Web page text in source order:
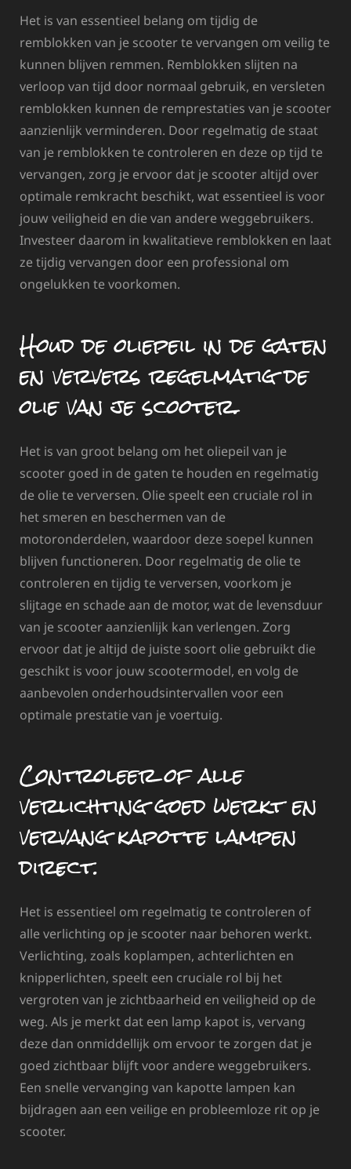
Het is van essentieel belang om tijdig de
remblokken van je scooter te vervangen om veilig te
kunnen blijven remmen. Remblokken slijten na
verloop van tijd door normaal gebruik, en versleten
remblokken kunnen de remprestaties van je scooter
aanzienlijk verminderen. Door regelmatig de staat
van je remblokken te controleren en deze op tijd te
vervangen, zorg je ervoor dat je scooter altijd over
optimale remkracht beschikt, wat essentieel is voor
jouw veiligheid en die van andere weggebruikers.
Investeer daarom in kwalitatieve remblokken en laat
ze tijdig vervangen door een professional om
ongelukken te voorkomen.
Houd de oliepeil in de gaten
en ververs regelmatig de
olie van je scooter.
Het is van groot belang om het oliepeil van je
scooter goed in de gaten te houden en regelmatig
de olie te verversen. Olie speelt een cruciale rol in
het smeren en beschermen van de
motoronderdelen, waardoor deze soepel kunnen
blijven functioneren. Door regelmatig de olie te
controleren en tijdig te verversen, voorkom je
slijtage en schade aan de motor, wat de levensduur
van je scooter aanzienlijk kan verlengen. Zorg
ervoor dat je altijd de juiste soort olie gebruikt die
geschikt is voor jouw scootermodel, en volg de
aanbevolen onderhoudsintervallen voor een
optimale prestatie van je voertuig.
Controleer of alle
verlichting goed werkt en
vervang kapotte lampen
direct.
Het is essentieel om regelmatig te controleren of
alle verlichting op je scooter naar behoren werkt.
Verlichting, zoals koplampen, achterlichten en
knipperlichten, speelt een cruciale rol bij het
vergroten van je zichtbaarheid en veiligheid op de
weg. Als je merkt dat een lamp kapot is, vervang
deze dan onmiddellijk om ervoor te zorgen dat je
goed zichtbaar blijft voor andere weggebruikers.
Een snelle vervanging van kapotte lampen kan
bijdragen aan een veilige en probleemloze rit op je
scooter.